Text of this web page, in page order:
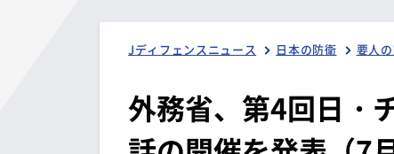
Jディフェンスニュース 日本の防衛 要人
外務省、第4回日・